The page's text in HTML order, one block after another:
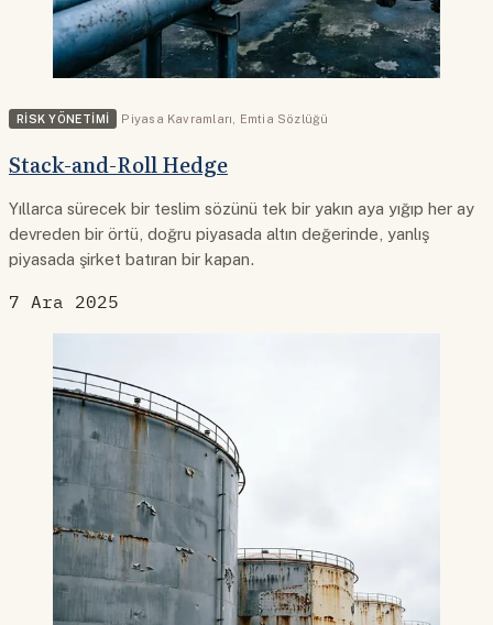
RISK YÖNETIMI Piyasa Kavramları Emtia Sözlüğü
Stack-and-Roll Hedge
Yıllarca sürecek bir teslim sözünü tek bir yakın aya yığıp her ay
devreden bir örtü, doğru piyasada altın değerinde, yanlış
piyasada şirket batıran bir kapan.
7 Ara 2025